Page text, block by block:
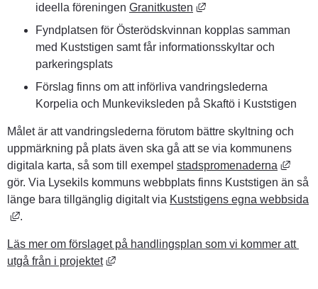
ideella föreningen Granitkusten
Länk till annan
Fyndplatsen för Österödskvinnan kopplas samman
med Kuststigen samt får informationsskyltar och
parkeringsplats
Förslag finns om att införliva vandringslederna
Korpelia och Munkeviksleden på Skaftö i Kuststigen
Målet är att vandringslederna förutom bättre skyltning och
uppmärkning på plats även ska gå att se via kommunens
digitala karta, så som till exempel stadspromenaderna
Länk
gör. Via Lysekils kommuns webbplats finns Kuststigen än så
länge bara tillgänglig digitalt via Kuststigens egna webbsida
Länk till annan webbplats, öppnas i nytt fönster.
.
Läs mer om förslaget på handlingsplan som vi kommer att
utgå från i projektet
Länk till annan webbplats, öppnas i nytt